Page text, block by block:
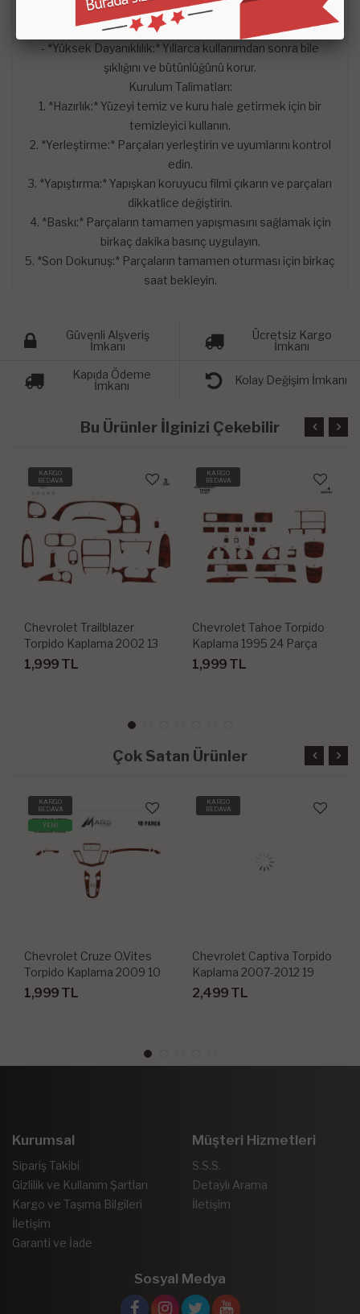
- *Kolay Bakım:* Kolay temizlenebilen yüzeyi sayesinde
bakım gerektirmez.
- *Yüksek Dayanıklılık:* Yıllarca kullanımdan sonra bile
şıklığını ve bütünlüğünü korur.
Kurulum Talimatları:
1. *Hazırlık:* Yüzeyi temiz ve kuru hale getirmek için bir
temizleyici kullanın.
2. *Yerleştirme:* Parçaları yerleştirin ve uyumlarını kontrol
edin.
3. *Yapıştırma:* Yapışkan koruyucu filmi çıkarın ve parçaları
dikkatlice değiştirin.
4. *Baskı:* Parçaların tamamen yapışmasını sağlamak için
birkaç dakika basınç uygulayın.
5. *Son Dokunuş:* Parçaların tamamen oturması için birkaç
saat bekleyin.
Güvenli Alşveriş
İmkanı
Ücretsiz Kargo
İmkanı
Kapıda Ödeme
İmkanı
Kolay Değişim İmkanı
Bu Ürünler İlginizi Çekebilir
KARGO
BEDAVA
Chevrolet Trailblazer
Torpido Kaplama 2002 13
Parça
1,999 TL
KARGO
BEDAVA
Chevrolet Tahoe Torpido
Kaplama 1995 24 Parça
1,999 TL
Çok Satan Ürünler
KARGO
BEDAVA
YENİ
Chevrolet Cruze O.Vites
Torpido Kaplama 2009 10
Parça
1,999 TL
KARGO
BEDAVA
Chevrolet Captiva Torpido
Kaplama 2007-2012 19
Parça
2,499 TL
Kurumsal
Sipariş Takibi
Gizlilik ve Kullanım Şartları
Kargo ve Taşıma Bilgileri
İletişim
Garanti ve İade
Müşteri Hizmetleri
S.S.S.
Detaylı Arama
İletişim
Sosyal Medya